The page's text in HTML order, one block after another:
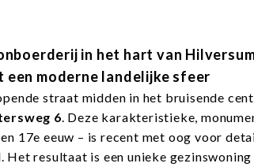
in het hart van
een moderne landelijke sfeer
straat midden in het bruisende
6. Deze karakteristieke,
17e eeuw – is recent met oog voor
Het resultaat is een unieke